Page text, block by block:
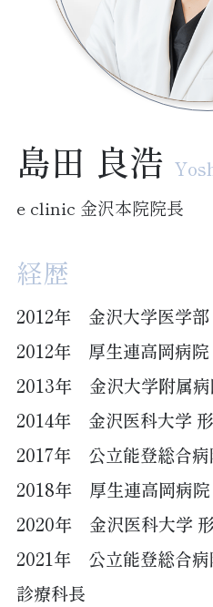
島田 良浩
e clinic 金沢本院院長
経歴
2012年 金沢大学医学
2012年 厚生連高岡病院
2013年 金沢大学附属病
2014年 金沢医科大学
2017年 公立能登総合病
2018年 厚生連高岡病
2020年 金沢医科大学
2021年 公立能登総合病
診療科長